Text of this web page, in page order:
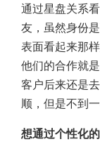
通过星盘关系
友，虽然身份
表面看起来那
他们的合作就
客户后来还是
顺，但是不到
想通过个性化